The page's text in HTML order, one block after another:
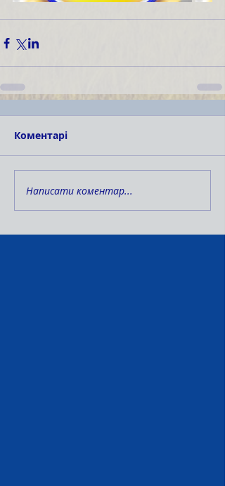
Коментарі
Написати коментар...